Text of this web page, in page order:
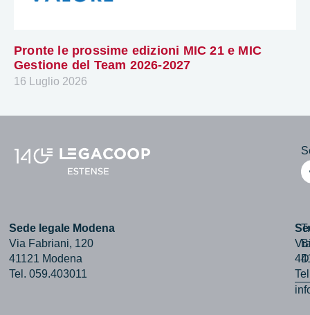
Pronte le prossime edizioni MIC 21 e MIC
Gestione del Team 2026-2027
16 Luglio 2026
Sede legale Modena
Via Fabriani, 120
41121 Modena
Tel. 059.403011